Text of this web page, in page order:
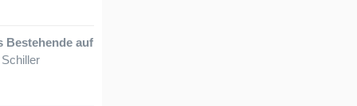
Bestehende auf